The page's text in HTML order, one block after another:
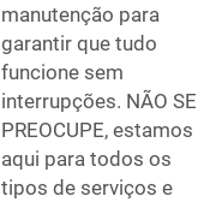
manutenção para
garantir que tudo
funcione sem
interrupções. NÃO SE
PREOCUPE, estamos
aqui para todos os
tipos de serviços e